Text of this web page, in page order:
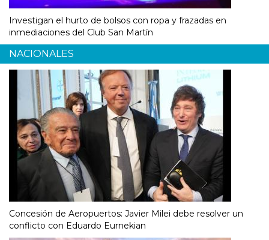
Investigan el hurto de bolsos con ropa y frazadas en
inmediaciones del Club San Martín
NACIONALES
Concesión de Aeropuertos: Javier Milei debe resolver un
conflicto con Eduardo Eurnekian